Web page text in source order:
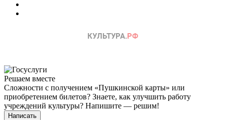
Решаем вместе
Сложности с получением «Пушкинской карты» или
приобретением билетов? Знаете, как улучшить работу
учреждений культуры? Напишите — решим!
Написать